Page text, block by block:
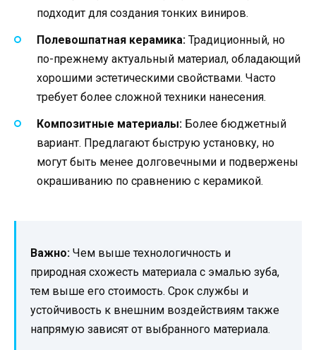
подходит для создания тонких виниров.
Полевошпатная керамика: Традиционный, но
по-прежнему актуальный материал, обладающий
хорошими эстетическими свойствами. Часто
требует более сложной техники нанесения.
Композитные материалы: Более бюджетный
вариант. Предлагают быструю установку, но
могут быть менее долговечными и подвержены
окрашиванию по сравнению с керамикой.
Важно: Чем выше технологичность и
природная схожесть материала с эмалью зуба,
тем выше его стоимость. Срок службы и
устойчивость к внешним воздействиям также
напрямую зависят от выбранного материала.